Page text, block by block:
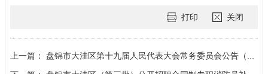
打印 关闭
上一篇：
盘锦市大洼区第十九届人民代表大会常务委员会公告（第10号）